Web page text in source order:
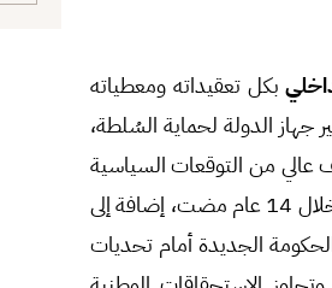
بكل تعقيداته ومعطياته
جهاز الدولة لحماية السُلطة،
من التوقعات السياسية
المحلية، خاصة من قبل جمهور الثورة، الذي يربط هذا السقف بفاتورة عظيمة تكَلَفها خلال 14 عام مضت، إضافة إلى
الجديدة أمام تحديات